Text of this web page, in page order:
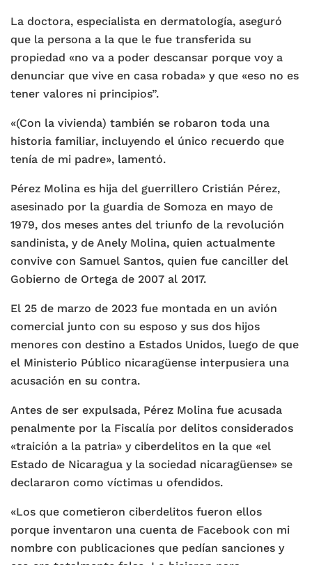
La doctora, especialista en dermatología, aseguró
que la persona a la que le fue transferida su
propiedad «no va a poder descansar porque voy a
denunciar que vive en casa robada» y que «eso no es
tener valores ni principios”.
«(Con la vivienda) también se robaron toda una
historia familiar, incluyendo el único recuerdo que
tenía de mi padre», lamentó.
Pérez Molina es hija del guerrillero Cristián Pérez,
asesinado por la guardia de Somoza en mayo de
1979, dos meses antes del triunfo de la revolución
sandinista, y de Anely Molina, quien actualmente
convive con Samuel Santos, quien fue canciller del
Gobierno de Ortega de 2007 al 2017.
El 25 de marzo de 2023 fue montada en un avión
comercial junto con su esposo y sus dos hijos
menores con destino a Estados Unidos, luego de que
el Ministerio Público nicaragüense interpusiera una
acusación en su contra.
Antes de ser expulsada, Pérez Molina fue acusada
penalmente por la Fiscalía por delitos considerados
«traición a la patria» y ciberdelitos en la que «el
Estado de Nicaragua y la sociedad nicaragüense» se
declararon como víctimas u ofendidos.
«Los que cometieron ciberdelitos fueron ellos
porque inventaron una cuenta de Facebook con mi
nombre con publicaciones que pedían sanciones y